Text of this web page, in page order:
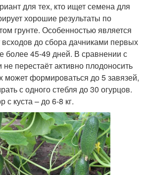
для тех, кто ищет семена для
хорошие результаты по
грунте. Особенностью является
всходов до сбора дачниками первых
более 45-49 дней. В сравнении с
перестаёт активно плодоносить
может формироваться до 5 завязей,
с одного стебля до 30 огурцов.
куста – до 6-8 кг.